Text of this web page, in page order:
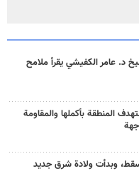
د. عامر الكفيشي يقرأ ملامح
المنطقة بأكملها والمقاومة
وبدأت ولادة شرق جديد